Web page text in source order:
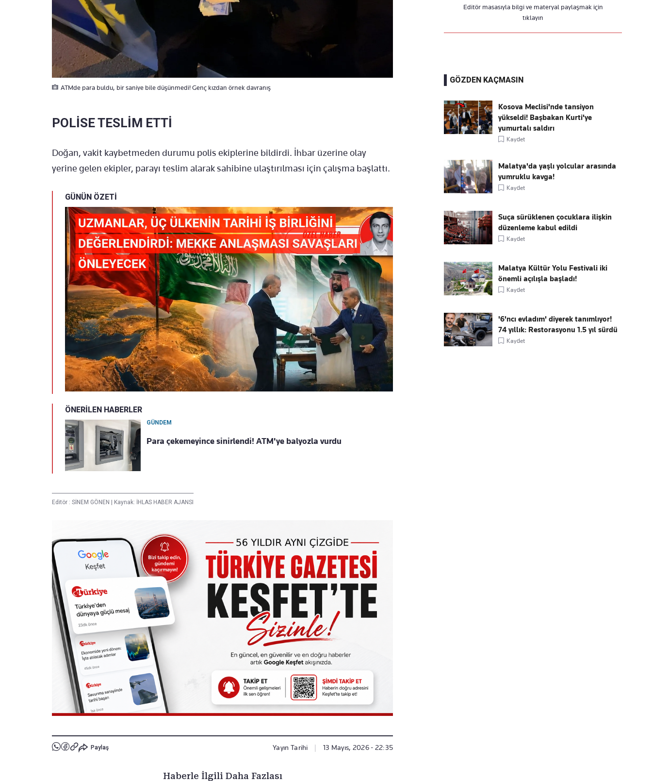
ATMde para buldu, bir saniye bile düşünmedi! Genç kızdan örnek davranış
POLİSE TESLİM ETTİ
Doğan, vakit kaybetmeden durumu polis ekiplerine bildirdi. İhbar üzerine olay
yerine gelen ekipler, parayı teslim alarak sahibine ulaştırılması için çalışma başlattı.
GÜNÜN ÖZETİ
ÖNERİLEN HABERLER
GÜNDEM
Para çekemeyince sinirlendi! ATM'ye balyozla vurdu
Editör : SİNEM GÖNEN Kaynak: İHLAS HABER AJANSI
Paylaş Yayın Tarihi 13 Mayıs, 2026 - 22:35
Haberle İlgili Daha Fazlası
Editör masasıyla bilgi ve materyal paylaşmak için
tıklayın
GÖZDEN KAÇMASIN
Kosova Meclisi'nde tansiyon
yükseldi! Başbakan Kurti'ye
yumurtalı saldırı
Kaydet
Malatya'da yaşlı yolcular arasında
yumruklu kavga!
Kaydet
Suça sürüklenen çocuklara ilişkin
düzenleme kabul edildi
Kaydet
Malatya Kültür Yolu Festivali iki
önemli açılışla başladı!
Kaydet
'6'ncı evladım' diyerek tanımlıyor!
74 yıllık: Restorasyonu 1.5 yıl sürdü
Kaydet